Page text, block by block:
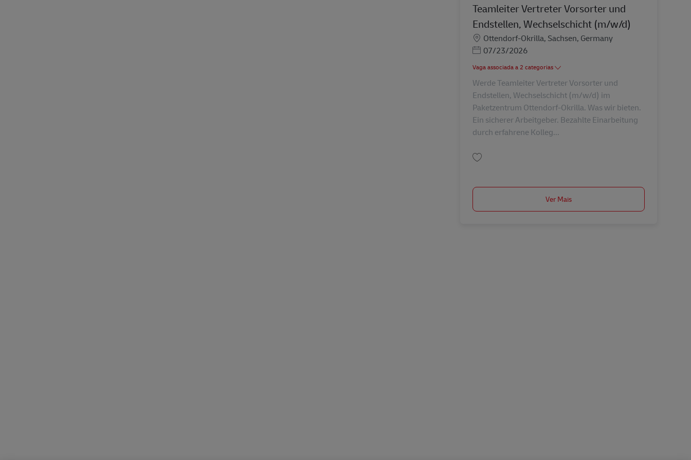
Teamleiter Vertreter Vorsorter und
Endstellen, Wechselschicht (m/w/d)
Localização
Ottendorf-Okrilla, Sachsen, Germany
Posted Date
07/23/2026
Vaga associada a 2 categorias
Werde Teamleiter Vertreter Vorsorter und
Endstellen, Wechselschicht (m/w/d) im
Paketzentrum Ottendorf-Okrilla. Was wir bieten.
Ein sicherer Arbeitgeber. Bezahlte Einarbeitung
durch erfahrene Kolleg...
Ver Mais